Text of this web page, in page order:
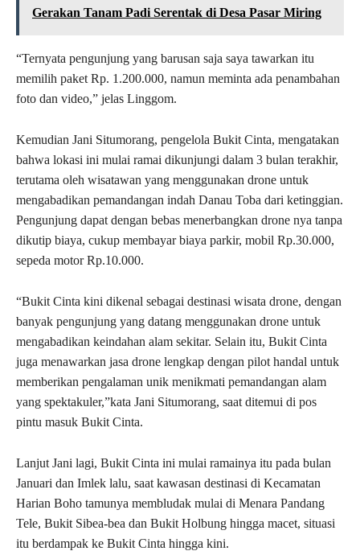
Gerakan Tanam Padi Serentak di Desa Pasar Miring
“Ternyata pengunjung yang barusan saja saya tawarkan itu
memilih paket Rp. 1.200.000, namun meminta ada penambahan
foto dan video,” jelas Linggom.
Kemudian Jani Situmorang, pengelola Bukit Cinta, mengatakan
bahwa lokasi ini mulai ramai dikunjungi dalam 3 bulan terakhir,
terutama oleh wisatawan yang menggunakan drone untuk
mengabadikan pemandangan indah Danau Toba dari ketinggian.
Pengunjung dapat dengan bebas menerbangkan drone nya tanpa
dikutip biaya, cukup membayar biaya parkir, mobil Rp.30.000,
sepeda motor Rp.10.000.
“Bukit Cinta kini dikenal sebagai destinasi wisata drone, dengan
banyak pengunjung yang datang menggunakan drone untuk
mengabadikan keindahan alam sekitar. Selain itu, Bukit Cinta
juga menawarkan jasa drone lengkap dengan pilot handal untuk
memberikan pengalaman unik menikmati pemandangan alam
yang spektakuler,”kata Jani Situmorang, saat ditemui di pos
pintu masuk Bukit Cinta.
Lanjut Jani lagi, Bukit Cinta ini mulai ramainya itu pada bulan
Januari dan Imlek lalu, saat kawasan destinasi di Kecamatan
Harian Boho tamunya membludak mulai di Menara Pandang
Tele, Bukit Sibea-bea dan Bukit Holbung hingga macet, situasi
itu berdampak ke Bukit Cinta hingga kini.